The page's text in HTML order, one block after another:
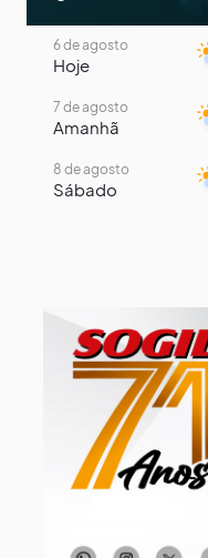
6 de agosto
Hoje
7 de agosto
Amanhã
8 de agosto
Sábado
11 de agosto
Terça-Feira
12 de agosto
Quarta-Feira